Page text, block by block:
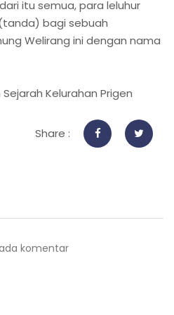
itu semua, para leluhur
bagi sebuah
Welirang ini dengan nama
Kelurahan Prigen
Share :
komentar